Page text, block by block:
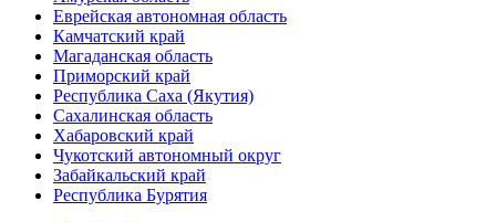
Еврейская автономная область
Камчатский край
Магаданская область
Приморский край
Республика Саха (Якутия)
Сахалинская область
Хабаровский край
Чукотский автономный округ
Забайкальский край
Республика Бурятия